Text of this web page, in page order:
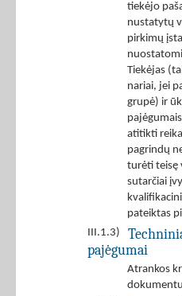
tiekėjo
nustatytų
pirkimų
Tiekėjas
nariai, jei
grupė) ir
atitikti
pagrindų
turėti teisę
sutarčiai
pateiktas
III.1.3)
pajėgumai
Atrankos